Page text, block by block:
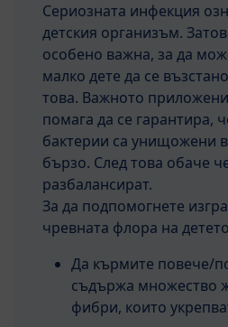
Сериозната инфекция
детския организъм.
особено важна, за да
малко дете да се
това. Важното
помага да се гарантира,
бактерии са унищожени
бързо. След това обаче
разбалансират.
За да подпомогнете
чревната флора на
Да кърмите повече/
съдържа множество
фибри, които